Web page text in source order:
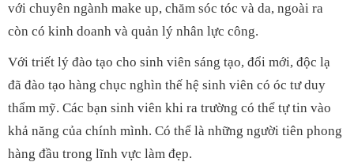
với chuyên ngành make up, chăm sóc tóc và da, ngoài ra
còn có kinh doanh và quản lý nhân lực công.
Với triết lý đào tạo cho sinh viên sáng tạo, đổi mới, độc lạ
đã đào tạo hàng chục nghìn thế hệ sinh viên có óc tư duy
thẩm mỹ. Các bạn sinh viên khi ra trường có thể tự tin vào
khả năng của chính mình. Có thể là những người tiên phong
hàng đầu trong lĩnh vực làm đẹp.